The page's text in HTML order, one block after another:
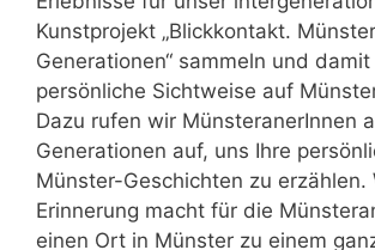
Kunstprojekt „Blickkontakt.
Generationen“ sammeln und
persönliche Sichtweise auf
Dazu rufen wir MünsteranerInnen
Generationen auf, uns Ihre
Münster-Geschichten zu erzählen.
Erinnerung macht für die
einen Ort in Münster zu einem